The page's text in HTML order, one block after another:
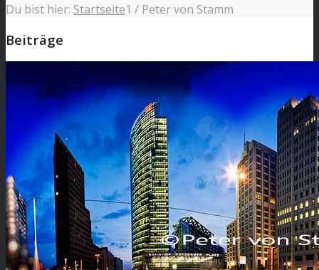
Du bist hier: Startseite1 / Peter von Stamm
Beiträge